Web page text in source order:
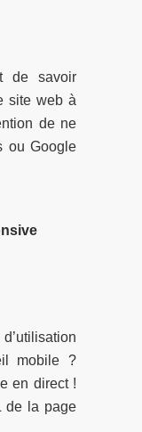
de savoir
site web à
de ne
ou Google
mobile ?
en direct !
de la page